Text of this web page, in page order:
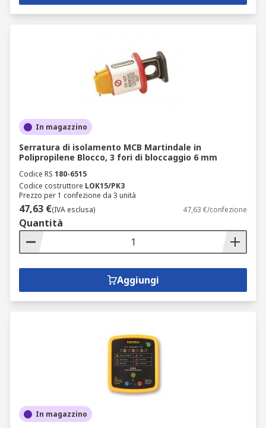
In magazzino
Serratura di isolamento MCB Martindale in
Polipropilene Blocco, 3 fori di bloccaggio 6 mm
Codice RS 180-6515
Codice costruttore LOK15/PK3
Prezzo per 1 confezione da 3 unità
47,63 €(IVA esclusa) 47,63 €/confezione
Quantità
Aggiungi
In magazzino